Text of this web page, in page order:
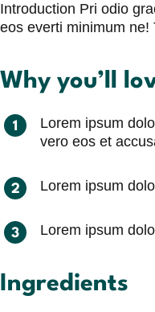
Skip
to
Introduction Pri odio
eos everti minimum ne!
Why you’ll
Lorem ipsum
vero eos et
Lorem ipsum
Lorem ipsum
Ingredients